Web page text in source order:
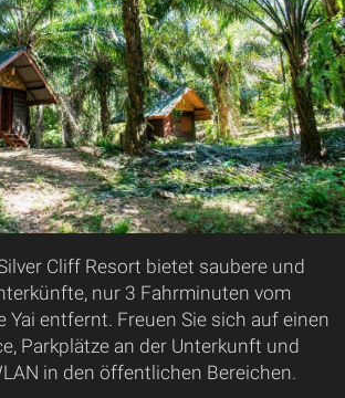
Cliff Resort bietet saubere und
nur 3 Fahrminuten vom
Yai entfernt. Freuen Sie sich auf einen
Parkplätze an der Unterkunft und
in den öffentlichen Bereichen.